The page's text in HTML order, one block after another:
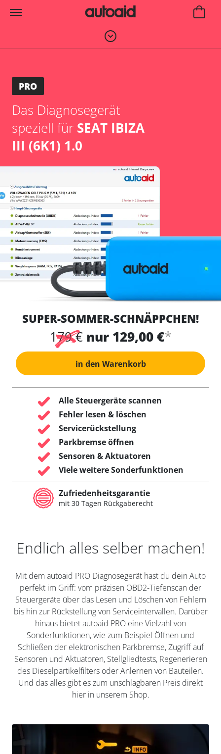
PRO
Das Diagnosegerät
speziell für SEAT IBIZA
III (6K1) 1.0
SUPER-SOMMER-SCHNÄPPCHEN!
179 € nur 129,00 €*
in den Warenkorb
Alle Steuergeräte scannen
Fehler lesen & löschen
Servicerückstellung
Parkbremse öffnen
Sensoren & Aktuatoren
Viele weitere Sonderfunktionen
Zufriedenheitsgarantie
mit 30 Tagen Rückgaberecht
Endlich alles selber machen!
Mit dem autoaid PRO Diagnosegerät hast du dein Auto
perfekt im Griff: vom präzisen OBD2-Tiefenscan der
Steuergeräte über das Lesen und Löschen von Fehlern
bis hin zur Rückstellung von Serviceintervallen. Darüber
hinaus bietet autoaid PRO eine Vielzahl von
Sonderfunktionen, wie zum Beispiel Öffnen und
Schließen der elektronischen Parkbremse, Zugriff auf
Sensoren und Aktuatoren, Stellgliedtests, Regenerieren
des Dieselpartikelfilters oder Anlernen von Bauteilen.
Und das alles gibt es zum unschlagbaren Preis direkt
hier in unserem Shop.